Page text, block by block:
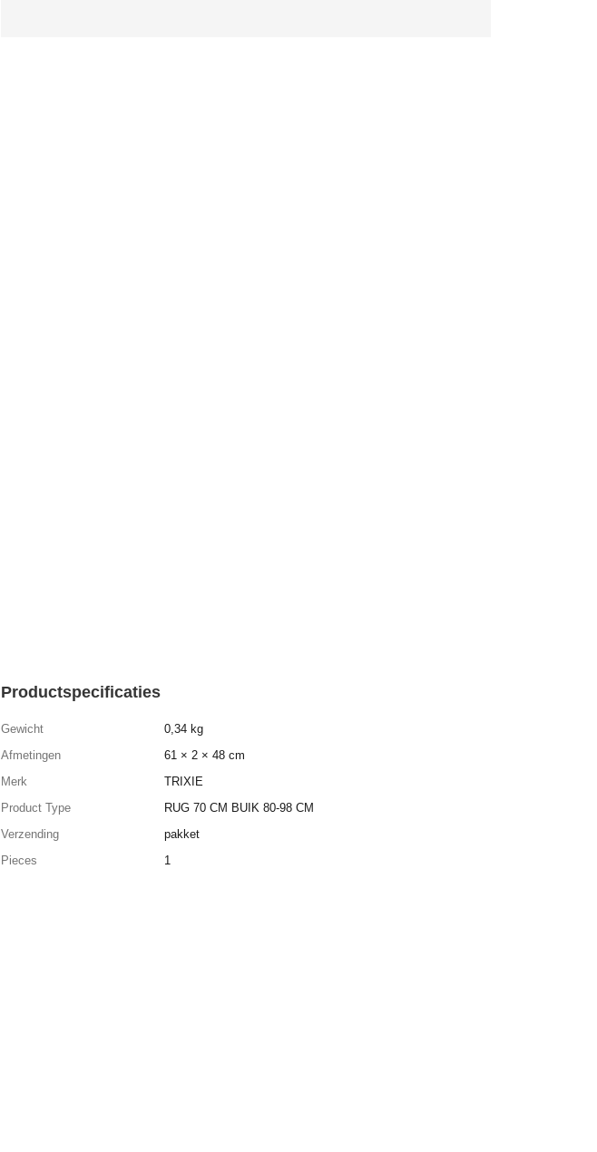
Productspecificaties
Gewicht
0,34 kg
Afmetingen
61 × 2 × 48 cm
Merk
TRIXIE
Product Type
RUG 70 CM BUIK 80-98 CM
Verzending
pakket
Pieces
1